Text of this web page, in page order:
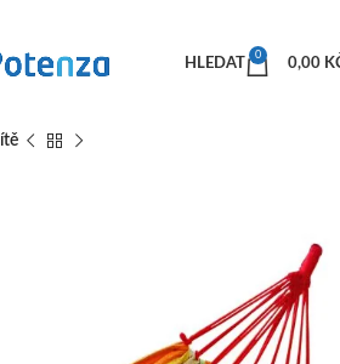
HLEDAT
0
0,00